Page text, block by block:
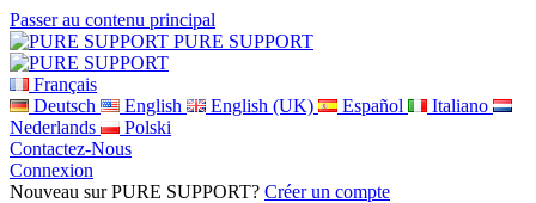
Passer au contenu principal
PURE SUPPORT
Français
Deutsch
English English (UK) Español
Italiano
Nederlands
Polski
Contactez-Nous
Connexion
Nouveau sur PURE SUPPORT? Créer un compte